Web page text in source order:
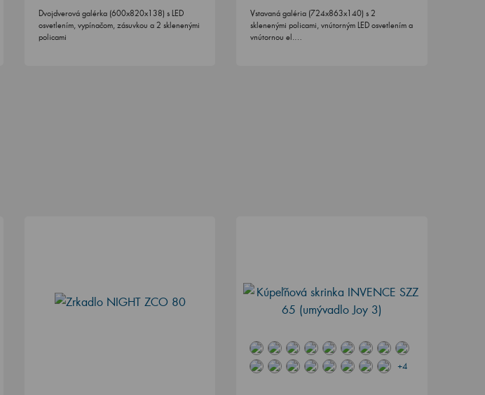
Dvojdverová galérka (600x820x138) s LED
osvetlením, vypínačom, zásuvkou a 2 sklenenými
policami
Vstavaná galéria (724x863x140) s 2
sklenenými policami, vnútorným LED osvetlením a
vnútornou el.…
+4